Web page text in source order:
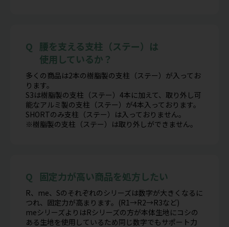
腰を支える支柱（ステー）は
使用しているか？
多くの商品は2本の樹脂製の支柱（ステー）が入ってお
ります。
S3は樹脂製の支柱（ステー）4本に加えて、取り外し可
能なアルミ製の支柱（ステー）が4本入っております。
SHORTのみ支柱（ステー）は入っておりません。
※樹脂製の支柱（ステー）は取り外しができません。
固定力が高い商品を処方したい
R、me、Sのそれぞれのシリーズは数字が大きくなるに
つれ、固定力が高まります。(R1→R2→R3など)
meシリーズよりはRシリーズの方が本体生地にコシの
ある生地を使用しているため同じ数字でもサポート力